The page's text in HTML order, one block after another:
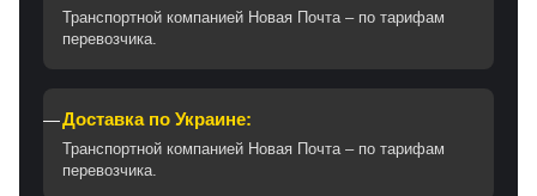
Транспортной компанией Новая Почта – по тарифам
перевозчика.
Доставка по Украине:
Транспортной компанией Новая Почта – по тарифам
перевозчика.